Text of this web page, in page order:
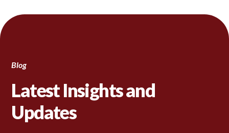
Blog
Latest Insights and
Updates